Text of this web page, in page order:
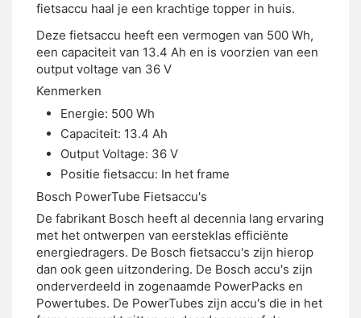
fietsaccu haal je een krachtige topper in huis.
Deze fietsaccu heeft een vermogen van 500 Wh,
een capaciteit van 13.4 Ah en is voorzien van een
output voltage van 36 V
Kenmerken
Energie: 500 Wh
Capaciteit: 13.4 Ah
Output Voltage: 36 V
Positie fietsaccu: In het frame
Bosch PowerTube Fietsaccu's
De fabrikant Bosch heeft al decennia lang ervaring
met het ontwerpen van eersteklas efficiënte
energiedragers. De Bosch fietsaccu's zijn hierop
dan ook geen uitzondering. De Bosch accu's zijn
onderverdeeld in zogenaamde PowerPacks en
Powertubes. De PowerTubes zijn accu's die in het